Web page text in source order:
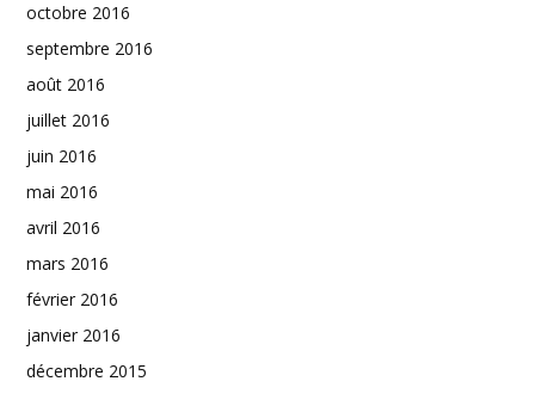
octobre 2016
septembre 2016
août 2016
juillet 2016
juin 2016
mai 2016
avril 2016
mars 2016
février 2016
janvier 2016
décembre 2015